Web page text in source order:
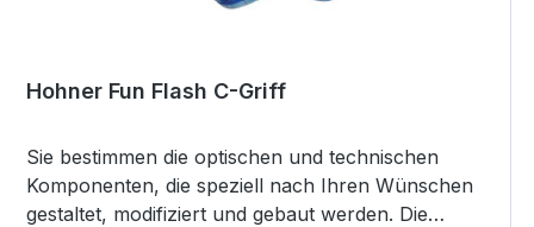
Hohner Fun Flash C-Griff
Sie bestimmen die optischen und technischen
Komponenten, die speziell nach Ihren Wünschen
gestaltet, modifiziert und gebaut werden. Die